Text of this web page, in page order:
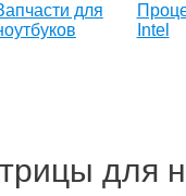
для
Intel
для